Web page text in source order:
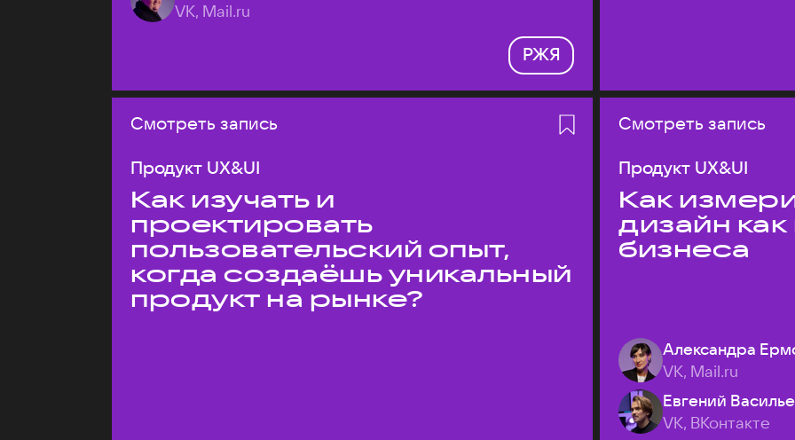
VK, Mail.ru
РЖЯ
Смотреть запись
Продукт UX&UI
Как изучать и
проектировать
пользовательский опыт,
когда создаёшь уникальный
продукт на рынке?
Смотреть запись
Продукт UX&UI
Как
дизайн
бизнеса
Александра
VK, Mail.ru
Евгений
VK, ВКонтакте